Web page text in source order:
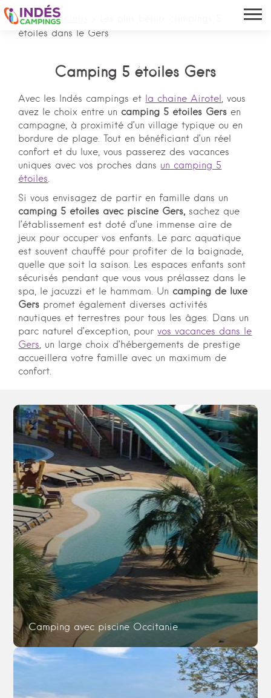
Indés campings
étoiles dans le Gers
Camping 5 étoiles Gers
Avec les Indés campings et la chaine Airotel , vous
avez le choix entre un camping 5 étoiles Gers en
campagne, à proximité d’un village typique ou en
bordure de plage. Tout en bénéficiant d’un réel
confort et du luxe, vous passerez des vacances
uniques avec vos proches dans un camping 5
étoiles.
Si vous envisagez de partir en famille dans un
camping 5 étoiles avec piscine Gers, sachez que
l’établissement est doté d’une immense aire de
jeux pour occuper vos enfants. Le parc aquatique
est souvent chauffé pour profiter de la baignade,
quelle que soit la saison. Les espaces enfants sont
sécurisés pendant que vous vous prélassez dans le
spa, le jacuzzi et le hammam. Un camping de luxe
Gers promet également diverses activités
nautiques et terrestres pour tous les âges. Dans un
parc naturel d’exception, pourvos vacances dans le
Gers, un large choix d’hébergements de prestige
accueillera votre famille avec un maximum de
confort.
Camping avec piscine Occitanie